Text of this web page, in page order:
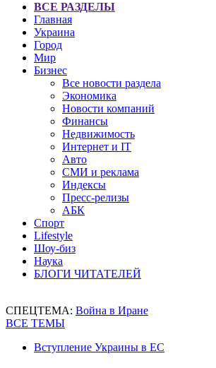
ВСЕ РАЗДЕЛЫ
Главная
Украина
Город
Мир
Бизнес
Все новости раздела
Экономика
Новости компаний
Финансы
Недвижимость
Интернет и IT
Авто
СМИ и реклама
Индексы
Пресс-релизы
АБК
Спорт
Lifestyle
Шоу-биз
Наука
БЛОГИ ЧИТАТЕЛЕЙ
СПЕЦТЕМА: Война в Иране
ВСЕ ТЕМЫ
Вступление Украины в ЕС